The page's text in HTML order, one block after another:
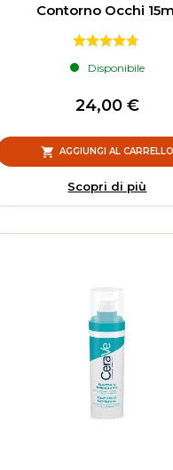
Contorno Occhi
Disponibile
24,00 €
AGGIUNGI AL CARRELLO
Scopri di più